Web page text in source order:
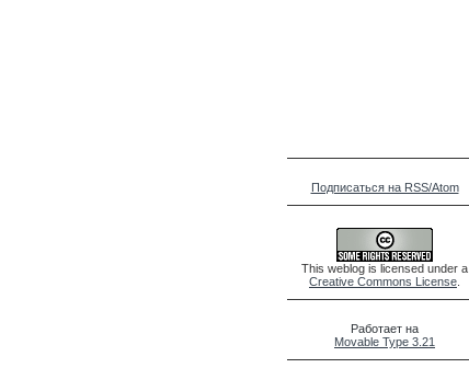
Подписаться на RSS/Atom
This weblog is licensed under a
Creative Commons License
Работает на
Movable Type 3.21